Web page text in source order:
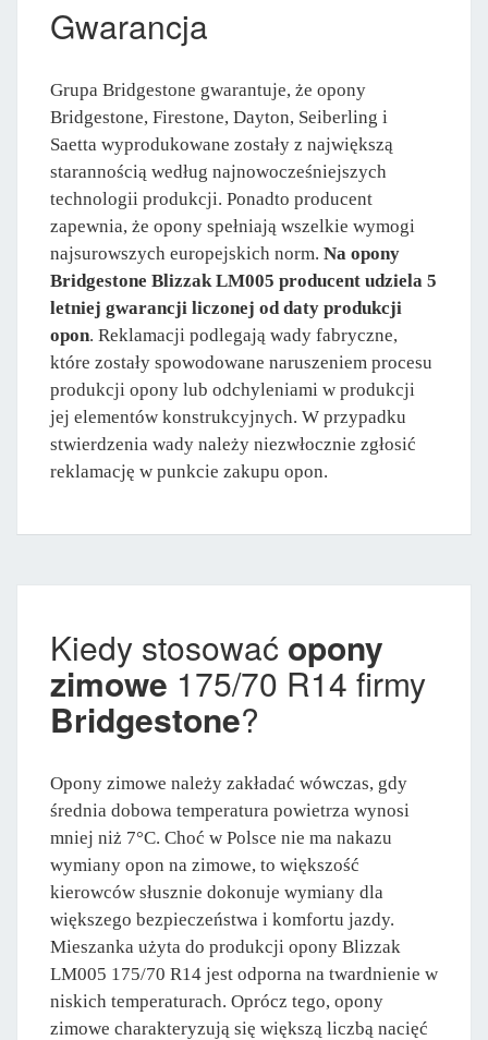
Gwarancja
Grupa Bridgestone gwarantuje, że opony
Bridgestone, Firestone, Dayton, Seiberling i
Saetta wyprodukowane zostały z największą
starannością według najnowocześniejszych
technologii produkcji. Ponadto producent
zapewnia, że opony spełniają wszelkie wymogi
najsurowszych europejskich norm. Na opony
Bridgestone Blizzak LM005 producent udziela 5
letniej gwarancji liczonej od daty produkcji
opon. Reklamacji podlegają wady fabryczne,
które zostały spowodowane naruszeniem procesu
produkcji opony lub odchyleniami w produkcji
jej elementów konstrukcyjnych. W przypadku
stwierdzenia wady należy niezwłocznie zgłosić
reklamację w punkcie zakupu opon.
Kiedy stosować opony
zimowe 175/70 R14 firmy
Bridgestone?
Opony zimowe należy zakładać wówczas, gdy
średnia dobowa temperatura powietrza wynosi
mniej niż 7°C. Choć w Polsce nie ma nakazu
wymiany opon na zimowe, to większość
kierowców słusznie dokonuje wymiany dla
większego bezpieczeństwa i komfortu jazdy.
Mieszanka użyta do produkcji opony Blizzak
LM005 175/70 R14 jest odporna na twardnienie w
niskich temperaturach. Oprócz tego, opony
zimowe charakteryzują się większą liczbą nacięć